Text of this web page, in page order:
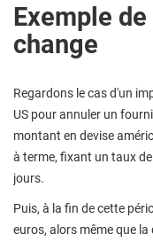
Exemple
change
Regardons le cas d'un
US pour annuler un
montant en devise
à terme, fixant un taux
jours.
Puis, à la fin de cette
euros, alors même que